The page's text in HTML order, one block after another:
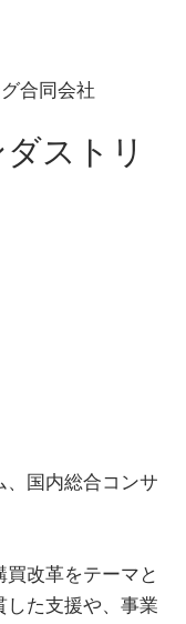
合同会社
ストリ
、国内総合コンサ
改革をテーマと
した支援や、事業